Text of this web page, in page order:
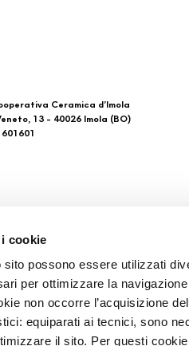
cookie
possono essere utilizzati
per ottimizzare la
non occorre l’acquisizione
equiparati ai tecnici, sono
il sito. Per questi
Ceramica d’Imola
13 - 40026 Imola (BO)
vendita